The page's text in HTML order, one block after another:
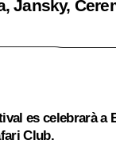
Jansky,
es celebrarà a
Club.